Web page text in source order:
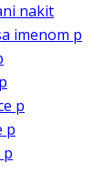
nakit
imenom p
p
p
p